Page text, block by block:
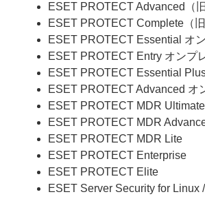
ESET PROTECT Advanced（
ESET PROTECT Complete（
ESET PROTECT Essential オ
ESET PROTECT Entry オンプ
ESET PROTECT Essential
ESET PROTECT Advanced オ
ESET PROTECT MDR
ESET PROTECT MDR
ESET PROTECT MDR Lite
ESET PROTECT Enterprise
ESET PROTECT Elite
ESET Server Security for